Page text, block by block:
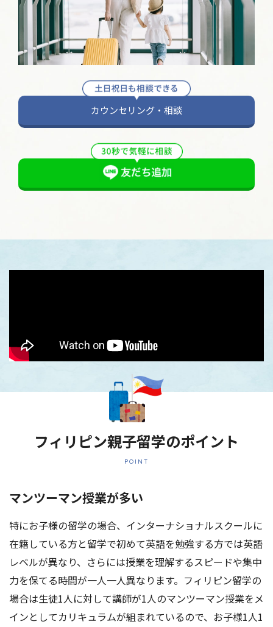
カウンセリング・相談
フィリピン親子留学のポイント
POINT
マンツーマン授業が多い
特にお子様の留学の場合、インターナショナルスクールに
在籍している方と留学で初めて英語を勉強する方では英語
レベルが異なり、さらには授業を理解するスピードや集中
力を保てる時間が一人一人異なります。フィリピン留学の
場合は生徒1人に対して講師が1人のマンツーマン授業をメ
インとしてカリキュラムが組まれているので、お子様1人1